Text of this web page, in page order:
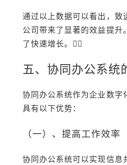
通过以上数据可以看出，致
公司带来了显著的效益提
了快速增长。👍🏻
五、协同办公系统
协同办公系统作为企业数字
具有以下优势：
（一）、提高工作效率
协同办公系统可以实现信息